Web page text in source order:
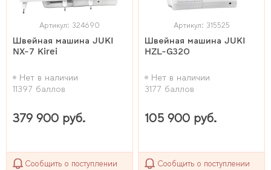
Артикул: 324690
Швейная машина JUKI
NX-7 Kirei
Нет в наличии
11397 баллов
379 900 руб.
Сообщить о поступлении
Артикул: 315525
Швейная машина JUKI
HZL-G320
Нет в наличии
3177 баллов
105 900 руб.
Сообщить о поступлении